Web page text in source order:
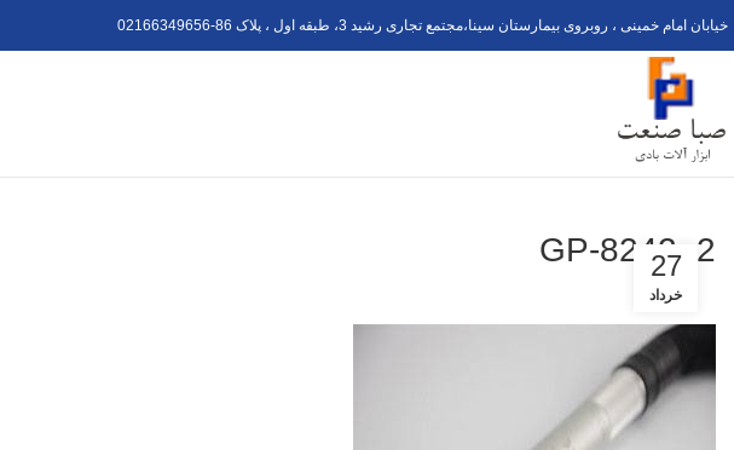
خیابان امام خمینی ، روبروی بیمارستان سینا،مجتمع تجاری رشید 3، طبقه اول ، پلاک 6 02166349656-8
GP-8242–2
27
خرداد